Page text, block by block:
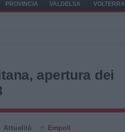
PROVINCIA
VALDELSA
VOLTERRA
apertura dei
Attualità Empoli